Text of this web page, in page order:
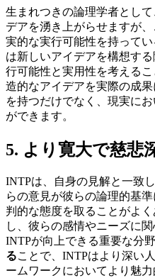
生まれつきの論理学者とし
デアを湧き上がらせますが
実的な実行可能性を持って
は新しいアイデアを構想する
行可能性と実用性を考える
造的なアイデアを実際の成
を持つだけでなく、現実に
ができます。
5. より寛大で慈悲
INTPは、自身の見解と一致
らの意見が彼らの論理的基
判的な態度を取ることがよ
し、彼らの感情やニーズに
INTPが向上できる重要な分野
ることで、INTPはより深い
ームワークにおいてより魅